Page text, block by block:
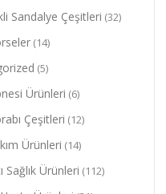
Sandalye Çeşitleri (32)
(14)
(5)
Ürünleri (6)
Çeşitleri (12)
Ürünleri (14)
Sağlık Ürünleri (112)